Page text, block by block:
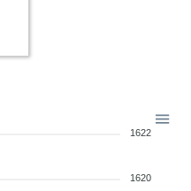
1622
1620